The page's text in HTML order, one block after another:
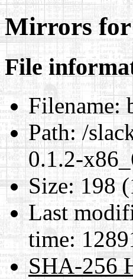
Mirrors
File
Filename:
Path:/
0.1.2-
Size:198
Last
time:
SHA-256